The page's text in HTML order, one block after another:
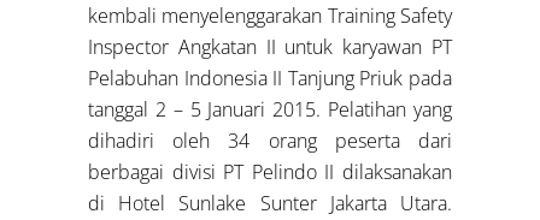
kembali menyelenggarakan Training Safety
Inspector Angkatan II untuk karyawan PT
Pelabuhan Indonesia II Tanjung Priuk pada
tanggal 2 – 5 Januari 2015. Pelatihan yang
dihadiri oleh 34 orang peserta dari
berbagai divisi PT Pelindo II dilaksanakan
di Hotel Sunlake Sunter Jakarta Utara.